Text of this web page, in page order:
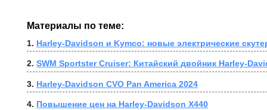
Материалы по теме:
1. Harley-Davidson и Kymco: новые электрические
2. SWM Sportster Cruiser: Китайский двойник Harley-
3. Harley-Davidson CVO Pan America 2024
4. Повышение цен на Harley-Davidson X440